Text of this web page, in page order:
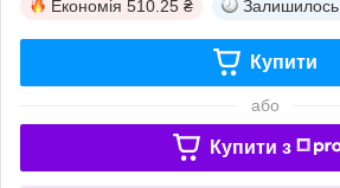
Економія 510.25 ₴ Залишилось
Купити
або
Купити з